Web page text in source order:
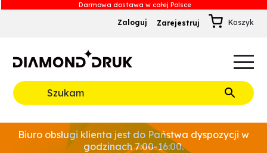
Zaloguj Zarejestruj
Rozwiń
Biuro obsługi klienta jest do Państwa dyspozycji w
godzinach 7:00-16:00.